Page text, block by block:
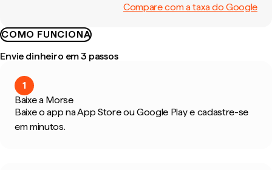
Compare com a taxa do Google
COMO FUNCIONA
Envie dinheiro em 3 passos
1
Baixe a Morse
Baixe o app na App Store ou Google Play e cadastre-se
em minutos.